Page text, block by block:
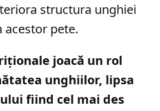
structura unghiei
acestor pete.
joacă un rol
unghiilor, lipsa
fiind cel mai des